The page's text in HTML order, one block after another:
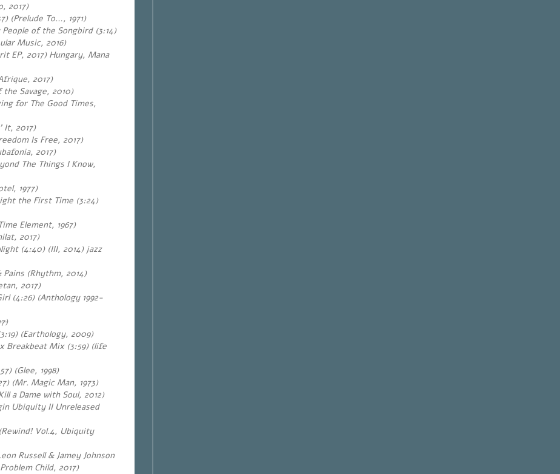
2017)
(Prelude To…, 1971)
of the Songbird (3:14)
Music, 2016)
EP, 2017) Hungary, Mana
2017)
Savage, 2010)
for The Good Times,
It, 2017)
Is Free, 2017)
2017)
The Things I Know,
1977)
the First Time (3:24)
Element, 1967)
2017)
(4:40) (III, 2014) jazz
(Rhythm, 2014)
2017)
(4:26) (Anthology 1992-
(Earthology, 2009)
Breakbeat Mix (3:59) (life
(Glee, 1998)
(Mr. Magic Man, 1973)
a Dame with Soul, 2012)
Ubiquity II Unreleased
Vol.4, Ubiquity
Russell & Jamey Johnson
Child, 2017)